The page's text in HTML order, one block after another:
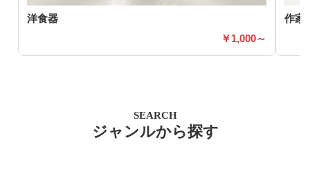
洋食器
1,000～
作家
SEARCH
ジャンルから探す